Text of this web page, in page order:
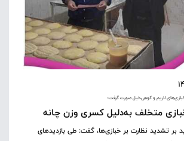
خبازی‌های لاریم و کوهی‌خیل صورت گرفت؛
متخلف به‌دلیل کسری وزن چانه
بر تشدید نظارت بر خبازی‌ها، گفت: طی بازدیدهای